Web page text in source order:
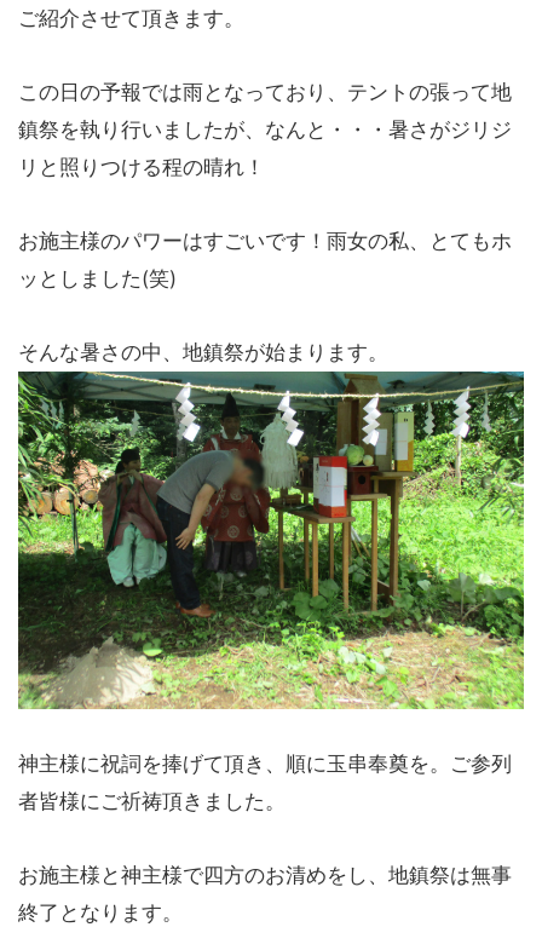
ご紹介させて頂きます。
この日の予報では雨となっており、テントの張って地
鎮祭を執り行いましたが、なんと・・・暑さがジリジ
リと照りつける程の晴れ！
お施主様のパワーはすごいです！雨女の私、とてもホ
ッとしました(笑)
そんな暑さの中、地鎮祭が始まります。
神主様に祝詞を捧げて頂き、順に玉串奉奠を。ご参列
者皆様にご祈祷頂きました。
お施主様と神主様で四方のお清めをし、地鎮祭は無事
終了となります。